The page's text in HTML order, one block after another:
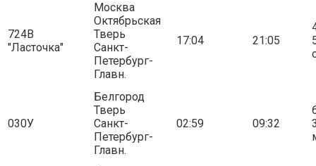
724В
"Ласточка"
Москва
Октябрьская
Тверь
Санкт-
Петербург-
Главн.
17:04 21:05
030У
Белгород
Тверь
Санкт-
Петербург-
Главн.
02:59 09:32